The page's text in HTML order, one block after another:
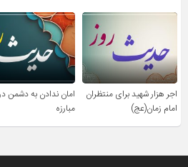
اجر هزار شهید برای منتظران
امام زمان(عج)
امان ندادن به دشمن
مبارزه